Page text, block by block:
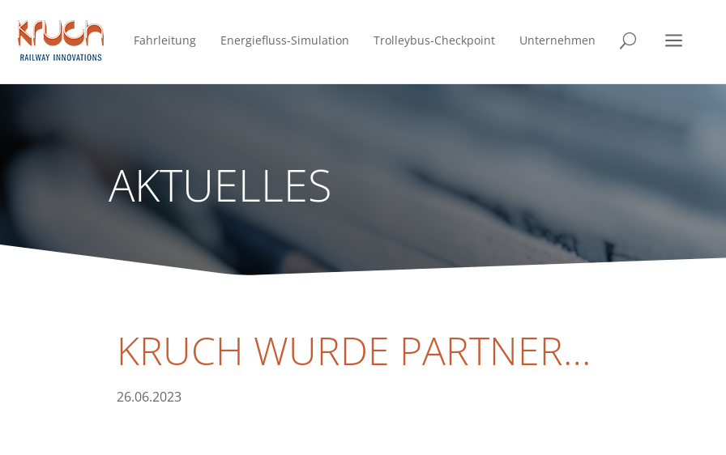
Fahrleitung Energiefluss-Simulation Trolleybus-Checkpoint Unternehmen U a
AKTUELLES
KRUCH WURDE PARTNER…
26.06.2023